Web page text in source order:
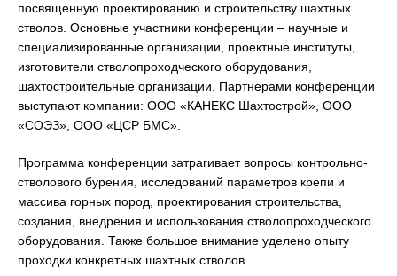
посвященную проектированию и строительству шахтных
стволов. Основные участники конференции – научные и
специализированные организации, проектные институты,
изготовители стволопроходческого оборудования,
шахтостроительные организации. Партнерами конференции
выступают компании: ООО «КАНЕКС Шахтострой», ООО
«СОЭЗ», ООО «ЦСР БМС».
Программа конференции затрагивает вопросы контрольно-
стволового бурения, исследований параметров крепи и
массива горных пород, проектирования строительства,
создания, внедрения и использования стволопроходческого
оборудования. Также большое внимание уделено опыту
проходки конкретных шахтных стволов.